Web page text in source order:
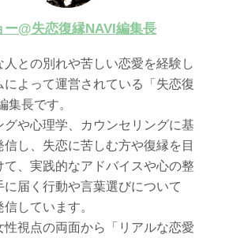
ー@失恋復縁NAVI編集長
人との別れや苦しい恋愛を経験し
によって運営されている「失恋復
集長です。
グや心理学、カウンセリングに基
信し、失恋に苦しむ方や復縁を目
て、実践的なアドバイスや心の整
に届く行動や言葉選びについて
しています。
性視点の両面から「リアルな恋愛